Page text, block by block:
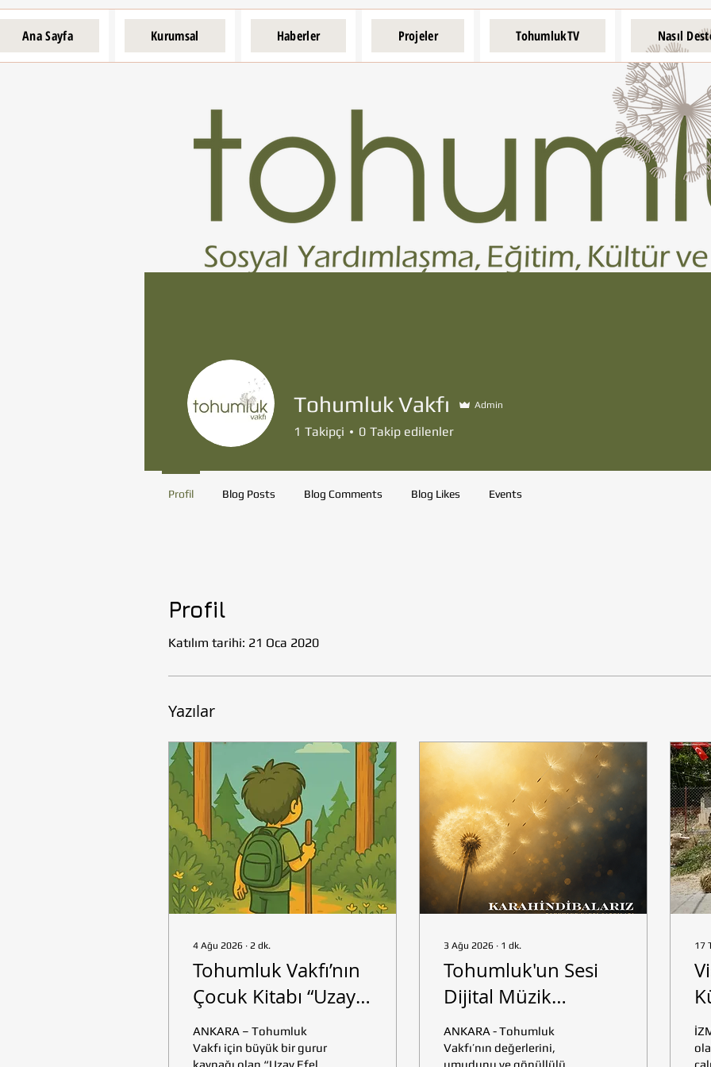
Ana Sayfa Kurumsal Haberler Projeler TohumlukTV Nasıl
Profil
Katılım tarihi: 21 Oca 2020
Yazılar
4 Ağu 2026 ∙ 2 dk.
Tohumluk Vakfı’nın
Çocuk Kitabı “Uzay
Efeler Yolunda”
Kültür ve Turizm
ANKARA – Tohumluk
Vakfı için büyük bir gurur
kaynağı olan “Uzay Efeler
3 Ağu 2026 ∙ 1 dk.
Tohumluk'un Sesi
Dijital Müzik
Marketlerde
Yükseliyor!
ANKARA - Tohumluk
Vakfı’nın değerlerini,
umudunu ve gönüllülük
17
Tohumluk Vakfı Admin
1 Takipçi 0 Takip edilenler
Profil Blog Posts Blog Comments Blog Likes Events